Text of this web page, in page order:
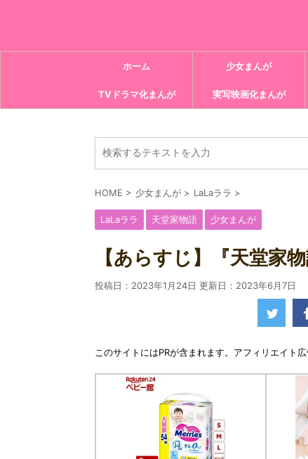
ホーム 少女まんが
TVドラマ化まんが 実写映画化まんが
HOME > 少女まんが > LaLaララ >
LaLaララ 天堂家物語 少女まんが
【あらすじ】『天堂家
投稿日：2023年1月24日 更新日： 2023年6月7日
このサイトにはPRが含まれます。アフィリエイト広